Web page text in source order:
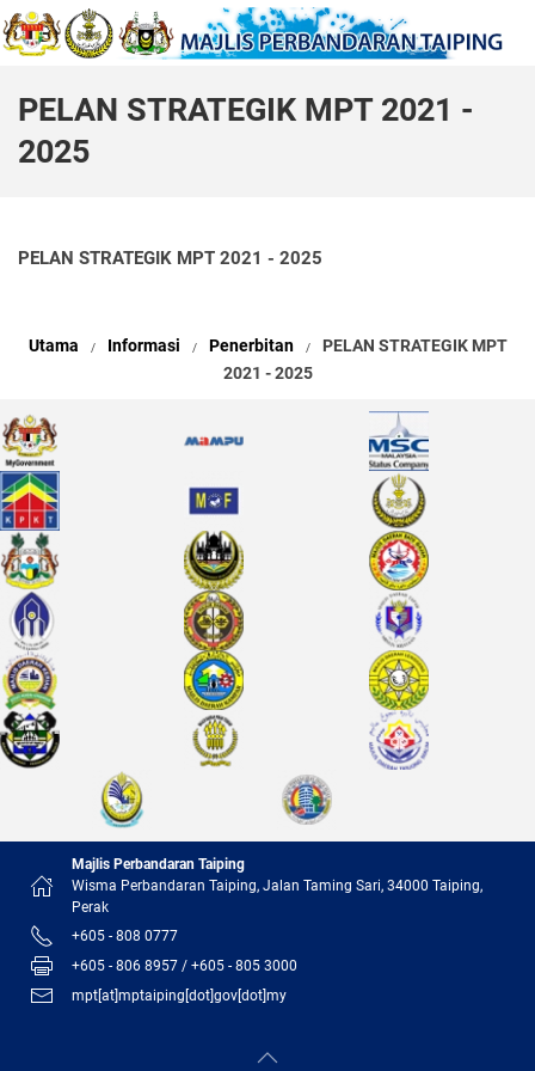
PELAN STRATEGIK MPT 2021 -
2025
PELAN STRATEGIK MPT 2021 - 2025
Utama Informasi Penerbitan
PELAN STRATEGIK MPT
2021 - 2025
Majlis Perbandaran Taiping
Wisma Perbandaran Taiping, Jalan Taming Sari, 34000 Taiping,
Perak
+605 - 808 0777
+605 - 806 8957 / +605 - 805 3000
mpt[at]mptaiping[dot]gov[dot]my